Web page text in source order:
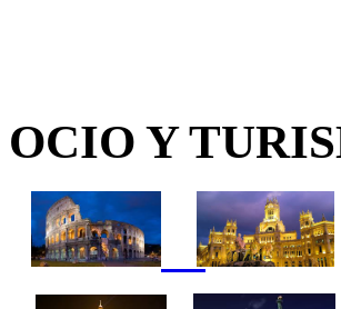
OCIO Y